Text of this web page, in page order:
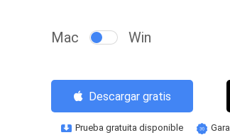
Mac Win
Descargar gratis
Prueba gratuita disponible